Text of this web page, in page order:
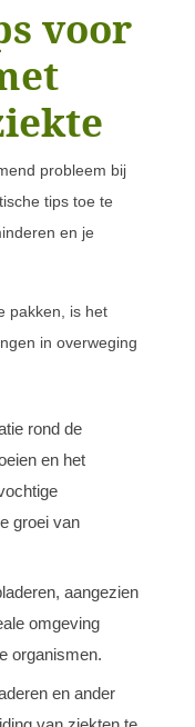
voor
probleem bij
tips toe te
en je
pakken, is het
in overweging
rond de
en het
groei van
aangezien
omgeving
organismen.
en ander